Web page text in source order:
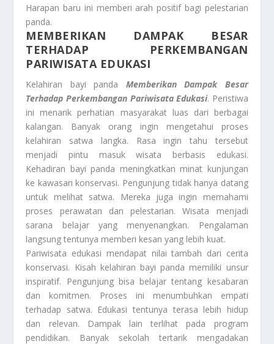
Harapan baru ini memberi arah positif bagi pelestarian
panda.
MEMBERIKAN DAMPAK BESAR
TERHADAP PERKEMBANGAN
PARIWISATA EDUKASI
Kelahiran bayi panda Memberikan Dampak Besar
Terhadap Perkembangan Pariwisata Edukasi. Peristiwa
ini menarik perhatian masyarakat luas dari berbagai
kalangan. Banyak orang ingin mengetahui proses
kelahiran satwa langka. Rasa ingin tahu tersebut
menjadi pintu masuk wisata berbasis edukasi.
Kehadiran bayi panda meningkatkan minat kunjungan
ke kawasan konservasi. Pengunjung tidak hanya datang
untuk melihat satwa. Mereka juga ingin memahami
proses perawatan dan pelestarian. Wisata menjadi
sarana belajar yang menyenangkan. Pengalaman
langsung tentunya memberi kesan yang lebih kuat.
Pariwisata edukasi mendapat nilai tambah dari cerita
konservasi. Kisah kelahiran bayi panda memiliki unsur
inspiratif. Pengunjung bisa belajar tentang kesabaran
dan komitmen. Proses ini menumbuhkan empati
terhadap satwa. Edukasi tentunya terasa lebih hidup
dan relevan. Dampak lain terlihat pada program
pendidikan. Banyak sekolah tertarik mengadakan